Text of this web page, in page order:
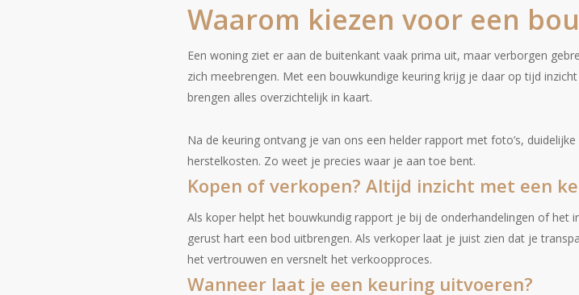
Waarom kiezen voor een
Een woning ziet er aan de buitenkant vaak prima uit, maar verborgen
zich meebrengen. Met een bouwkundige keuring krijg je daar op tijd
brengen alles overzichtelijk in kaart.
Na de keuring ontvang je van ons een helder rapport met foto’s,
herstelkosten. Zo weet je precies waar je aan toe bent.
Kopen of verkopen? Altijd inzicht met een
Als koper helpt het bouwkundig rapport je bij de onderhandelingen of het
gerust hart een bod uitbrengen. Als verkoper laat je juist zien dat je
het vertrouwen en versnelt het verkoopproces.
Wanneer laat je een keuring uitvoeren?